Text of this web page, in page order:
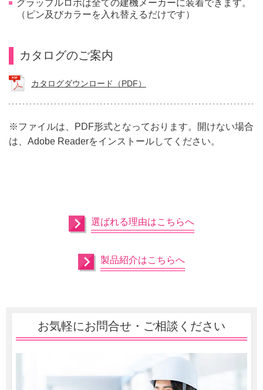
グラップルロボは全ての建機メーカーに装着できます。
（ピン及びカラーを入れ替えるだけです）
カタログのご案内
カタログダウンロード（PDF）
※ファイルは、PDF形式となっております。開けない場合
は、Adobe Readerをインストールしてください。
選ばれる理由はこちらへ
製品紹介はこちらへ
お気軽にお問合せ・ご相談ください